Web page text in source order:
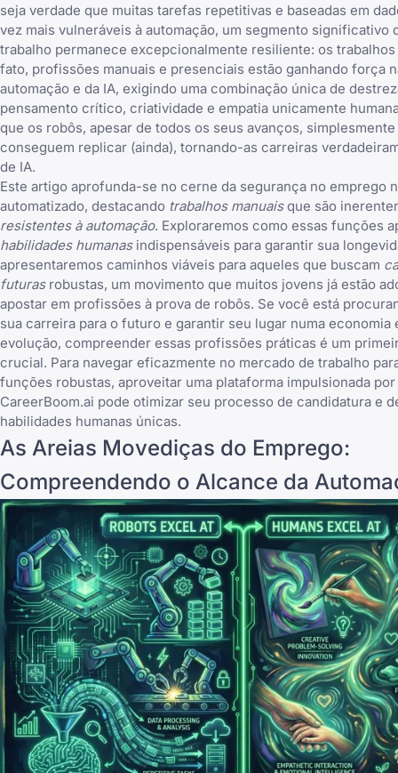
seja verdade que muitas tarefas repetitivas e baseadas em
vez mais vulneráveis à automação, um segmento significativo
trabalho permanece excepcionalmente resiliente: os trabalhos
fato, profissões manuais e presenciais estão ganhando força
automação e da IA, exigindo uma combinação única de
pensamento crítico, criatividade e empatia unicamente
que os robôs, apesar de todos os seus avanços, simplesmente
conseguem replicar (ainda), tornando-as carreiras
de IA.
Este artigo aprofunda-se no cerne da segurança no emprego
automatizado, destacando trabalhos manuaisque são
resistentes à automação. Exploraremos como essas funções
habilidades humanasindispensáveis para garantir sua
apresentaremos caminhos viáveis para aqueles que buscam
futurasrobustas, um movimento que muitos jovens já estão
apostar em profissões à prova de robôs. Se você está
sua carreira para o futuro e garantir seu lugar numa economia
evolução, compreender essas profissões práticas é um
crucial. Para navegar eficazmente no mercado de trabalho
funções robustas, aproveitar uma plataforma impulsionada
CareerBoom.ai pode otimizar seu processo de candidatura e
habilidades humanas únicas.
As Areias Movediças do Emprego:
Compreendendo o Alcance da